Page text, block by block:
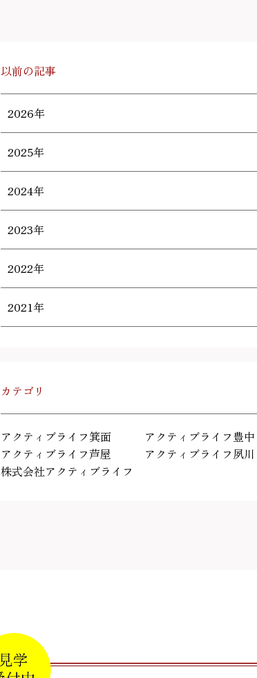
以前の記事
2026年
2025年
2024年
2023年
2022年
2021年
カテゴリ
アクティブライフ箕面 アクティブライフ豊中
アクティブライフ芦屋
アクティブライフ夙川
株式会社アクティブライフ